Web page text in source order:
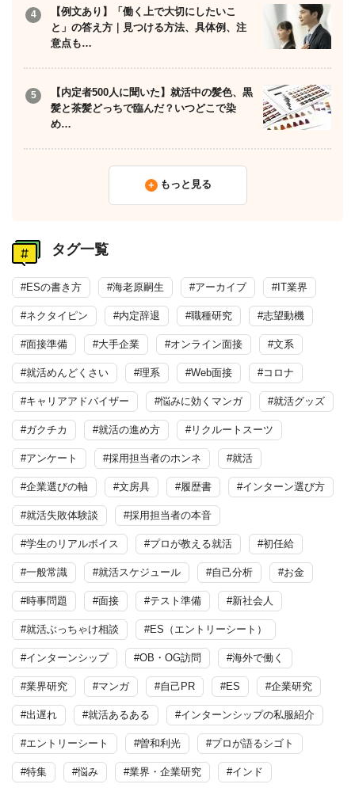
【例文あり】「働く上で大切にしたいこ
と」の答え方｜見つける方法、具体例、注
意点も…
【内定者500人に聞いた】就活中の髪色、黒
髪と茶髪どっちで臨んだ？いつどこで染
め…
もっと見る
タグ一覧
#ESの書き方 #海老原嗣生 #アーカイブ #IT業界
#ネクタイピン #内定辞退 #職種研究 #志望動機
#面接準備 #大手企業 #オンライン面接 #文系
#就活めんどくさい #理系 #Web面接 #コロナ
#キャリアアドバイザー #悩みに効くマンガ #就活グッズ
#ガクチカ #就活の進め方 #リクルートスーツ
#アンケート #採用担当者のホンネ #就活
#企業選びの軸 #文房具 #履歴書 #インターン選び方
#就活失敗体験談 #採用担当者の本音
#学生のリアルボイス #プロが教える就活 #初任給
#一般常識 #就活スケジュール #自己分析 #お金
#時事問題 #面接 #テスト準備 #新社会人
#就活ぶっちゃけ相談 #ES（エントリーシート）
#インターンシップ #OB・OG訪問 #海外で働く
#業界研究 #マンガ #自己PR #ES #企業研究
#出遅れ #就活あるある #インターンシップの私服紹介
#エントリーシート #曽和利光 #プロが語るシゴト
#特集 #悩み #業界・企業研究 #インド